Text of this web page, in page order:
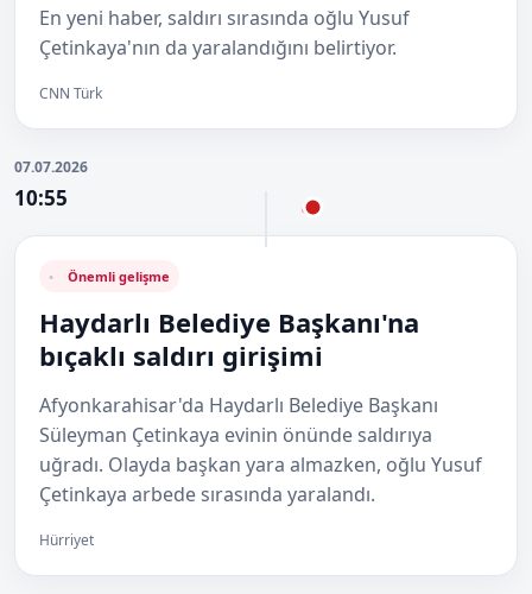
En yeni haber, saldırı sırasında oğlu Yusuf
Çetinkaya'nın da yaralandığını belirtiyor.
CNN Türk
07.07.2026
10:55
Önemli gelişme
Haydarlı Belediye Başkanı'na
bıçaklı saldırı girişimi
Afyonkarahisar'da Haydarlı Belediye Başkanı
Süleyman Çetinkaya evinin önünde saldırıya
uğradı. Olayda başkan yara almazken, oğlu Yusuf
Çetinkaya arbede sırasında yaralandı.
Hürriyet